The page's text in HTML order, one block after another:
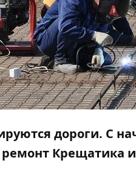
дороги. С
Крещатика